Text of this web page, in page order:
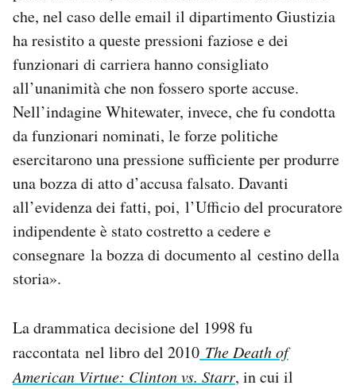
che, nel caso delle email il dipartimento Giustizia
ha resistito a queste pressioni faziose e dei
funzionari di carriera hanno consigliato
all’unanimità che non fossero sporte accuse.
Nell’indagine Whitewater, invece, che fu condotta
da funzionari nominati, le forze politiche
esercitarono una pressione sufficiente per produrre
una bozza di atto d’accusa falsato. Davanti
all’evidenza dei fatti, poi, l’Ufficio del procuratore
indipendente è stato costretto a cedere e
consegnare la bozza di documento al cestino della
storia».
La drammatica decisione del 1998 fu
raccontata nel libro del 2010 The Death of
American Virtue: Clinton vs. Starr, in cui il